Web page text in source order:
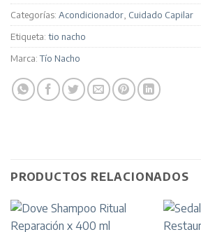
Categorías: Acondicionador, Cuidado Capilar
Etiqueta: tio nacho
Marca:Tío Nacho
PRODUCTOS RELACIONADOS